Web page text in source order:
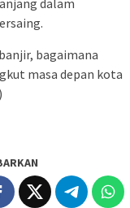
dalam
bagaimana
masa depan kota